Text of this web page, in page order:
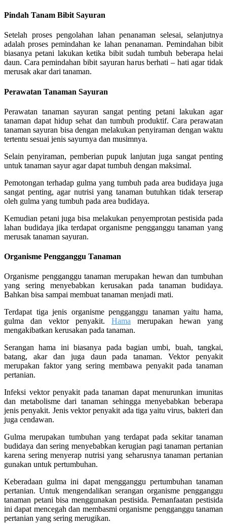
Pindah Tanam Bibit Sayuran
Setelah proses pengolahan lahan penanaman selesai, selanjutnya
adalah proses pemindahan ke lahan penanaman. Pemindahan bibit
biasanya petani lakukan ketika bibit sudah tumbuh beberapa helai
daun. Cara pemindahan bibit sayuran harus berhati – hati agar tidak
merusak akar dari tanaman.
Perawatan Tanaman Sayuran
Perawatan tanaman sayuran sangat penting petani lakukan agar
tanaman dapat hidup sehat dan tumbuh produktif. Cara perawatan
tanaman sayuran bisa dengan melakukan penyiraman dengan waktu
tertentu sesuai jenis sayurnya dan musimnya.
Selain penyiraman, pemberian pupuk lanjutan juga sangat penting
untuk tanaman sayur agar dapat tumbuh dengan maksimal.
Pemotongan terhadap gulma yang tumbuh pada area budidaya juga
sangat penting, agar nutrisi yang tanaman butuhkan tidak terserap
oleh gulma yang tumbuh pada area budidaya.
Kemudian petani juga bisa melakukan penyemprotan pestisida pada
lahan budidaya jika terdapat organisme pengganggu tanaman yang
merusak tanaman sayuran.
Organisme Pengganggu Tanaman
Organisme pengganggu tanaman merupakan hewan dan tumbuhan
yang sering menyebabkan kerusakan pada tanaman budidaya.
Bahkan bisa sampai membuat tanaman menjadi mati.
Terdapat tiga jenis organisme pengganggu tanaman yaitu hama,
gulma dan vektor penyakit. Hama merupakan hewan yang
mengakibatkan kerusakan pada tanaman.
Serangan hama ini biasanya pada bagian umbi, buah, tangkai,
batang, akar dan juga daun pada tanaman. Vektor penyakit
merupakan faktor yang sering membawa penyakit pada tanaman
pertanian.
Infeksi vektor penyakit pada tanaman dapat menurunkan imunitas
dan metabolisme dari tanaman sehingga menyebabkan beberapa
jenis penyakit. Jenis vektor penyakit ada tiga yaitu virus, bakteri dan
juga cendawan.
Gulma merupakan tumbuhan yang terdapat pada sekitar tanaman
budidaya dan sering menyebabkan kerugian pagi tanaman pertanian
karena sering menyerap nutrisi yang seharusnya tanaman pertanian
gunakan untuk pertumbuhan.
Keberadaan gulma ini dapat mengganggu pertumbuhan tanaman
pertanian. Untuk mengendalikan serangan organisme pengganggu
tanaman petani bisa menggunakan pestisida. Pemanfaatan pestisida
ini dapat mencegah dan membasmi organisme pengganggu tanaman
pertanian yang sering merugikan.